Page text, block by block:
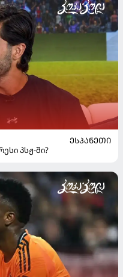
ᲔᲡᲞᲐᲜᲔᲗᲘ
პსჟ-ში?